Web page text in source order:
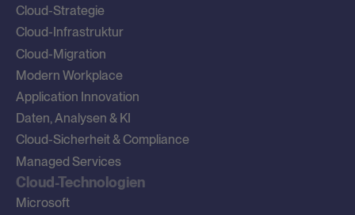
Cloud-Strategie
Cloud-Infrastruktur
Cloud-Migration
Modern Workplace
Application Innovation
Daten, Analysen & KI
Cloud-Sicherheit & Compliance
Managed Services
Cloud-Technologien
Microsoft